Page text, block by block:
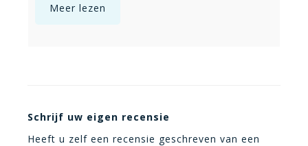
Meer lezen
Schrijf uw eigen recensie
Heeft u zelf een recensie geschreven van een